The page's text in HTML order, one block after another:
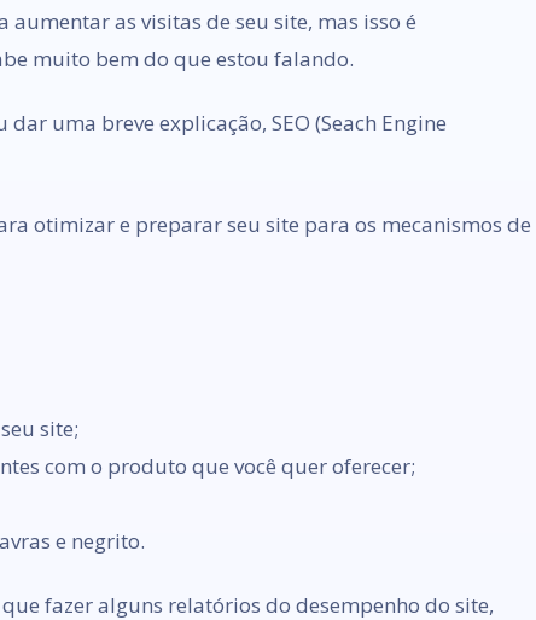
as visitas de seu site, mas isso é
muito bem do que estou falando.
uma breve explicação, SEO (Seach Engine
otimizar e preparar seu site para os mecanismos de
site;
com o produto que você quer oferecer;
e negrito.
fazer alguns relatórios do desempenho do site,